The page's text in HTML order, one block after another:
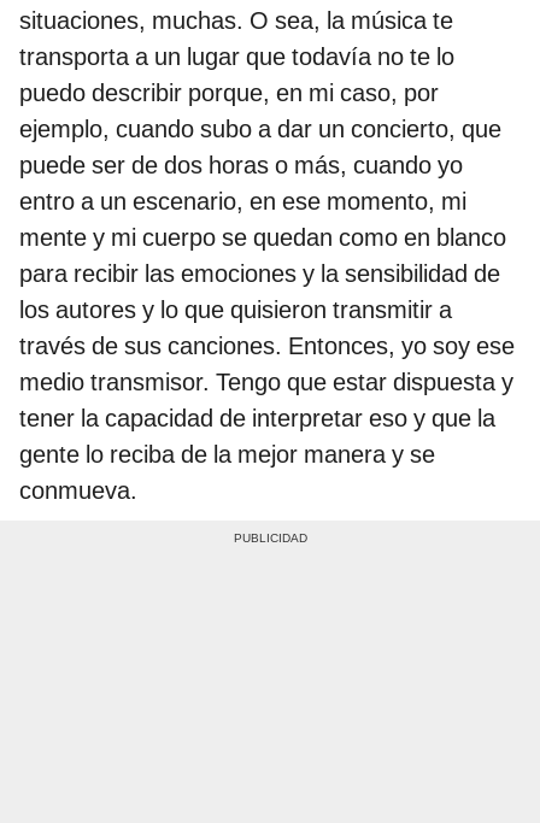
situaciones, muchas. O sea, la música te
transporta a un lugar que todavía no te lo
puedo describir porque, en mi caso, por
ejemplo, cuando subo a dar un concierto, que
puede ser de dos horas o más, cuando yo
entro a un escenario, en ese momento, mi
mente y mi cuerpo se quedan como en blanco
para recibir las emociones y la sensibilidad de
los autores y lo que quisieron transmitir a
través de sus canciones. Entonces, yo soy ese
medio transmisor. Tengo que estar dispuesta y
tener la capacidad de interpretar eso y que la
gente lo reciba de la mejor manera y se
conmueva.